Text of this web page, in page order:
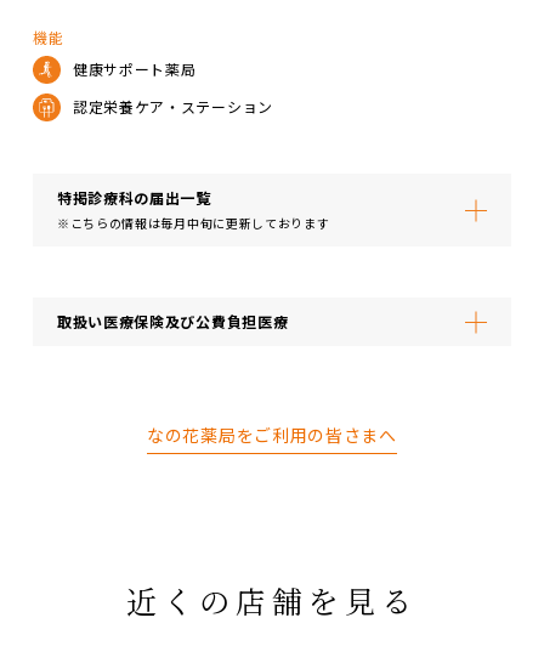
機能
健康サポート薬局
認定栄養ケア・ステーション
特掲診療科の届出⼀覧
※こちらの情報は毎月中旬に更新しております
取扱い医療保険及び公費負担医療
なの花薬局をご利用の皆さまへ
近くの店舗を見る